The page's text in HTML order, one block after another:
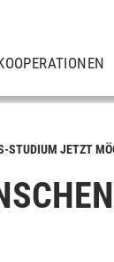
STUDIUM JETZT